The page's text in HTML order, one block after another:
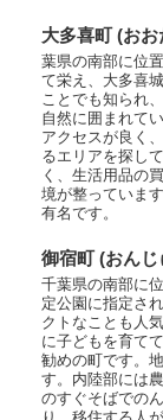
大多喜町 (お
葉県の南部に位
て栄え、大多喜
ことでも知られ
自然に囲まれて
アクセスが良く
るエリアを探し
く、生活用品の
境が整っていま
有名です。
御宿町 (おん
千葉県の南部に
定公園に指定さ
クトなことも人
に子どもを育て
勧めの町です。
す。内陸部には
のすぐそばでの